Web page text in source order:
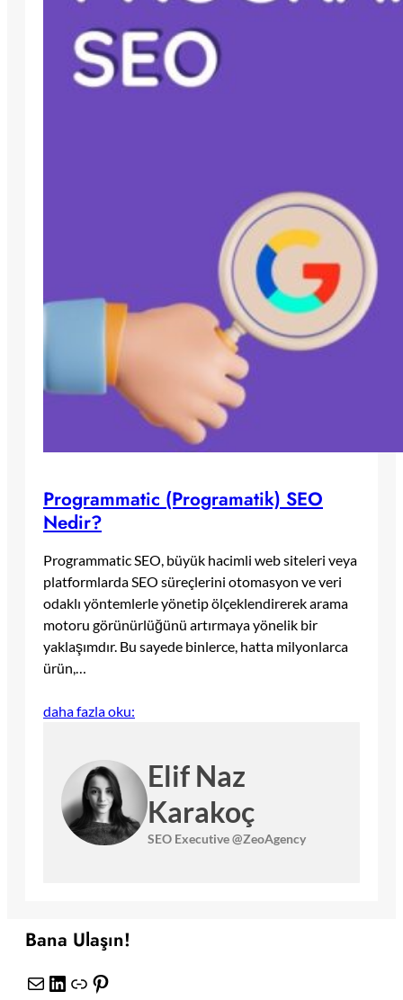
Programmatic (Programatik) SEO
Nedir?
Programmatic SEO, büyük hacimli web siteleri veya
platformlarda SEO süreçlerini otomasyon ve veri
odaklı yöntemlerle yönetip ölçeklendirerek arama
motoru görünürlüğünü artırmaya yönelik bir
yaklaşımdır. Bu sayede binlerce, hatta milyonlarca
ürün,…
daha fazla oku:
Elif Naz
Karakoç
SEO Executive @ZeoAgency
Bana Ulaşın!
E-posta LinkedIn Bağlantı Pinterest